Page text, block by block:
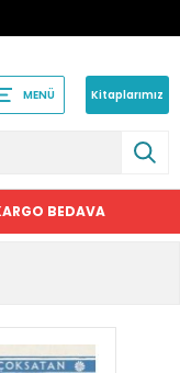
MENÜ Kitaplarımız
BEDAVA